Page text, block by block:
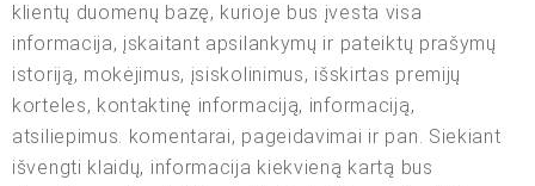
klientų duomenų bazę, kurioje bus įvesta visa
informacija, įskaitant apsilankymų ir pateiktų prašymų
istoriją, mokėjimus, įsiskolinimus, išskirtas premijų
korteles, kontaktinę informaciją, informaciją,
atsiliepimus. komentarai, pageidavimai ir pan. Siekiant
išvengti klaidų, informacija kiekvieną kartą bus